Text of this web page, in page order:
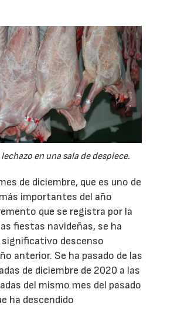
lechazo en una sala de despiece.
de diciembre, que es uno de
importantes del año
que se registra por la
fiestas navideñas, se ha
significativo descenso
anterior. Se ha pasado de las
de diciembre de 2020 a las
del mismo mes del pasado
ha descendido